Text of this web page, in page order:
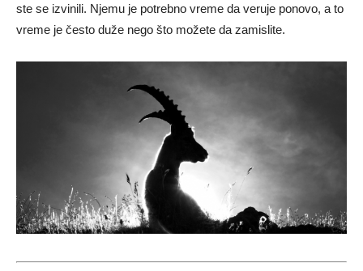
ste se izvinili. Njemu je potrebno vreme da veruje ponovo, a to
vreme je često duže nego što možete da zamislite.